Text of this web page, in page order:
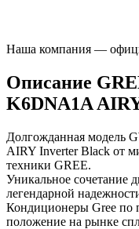
Наша компания —
Описание
K6DNA1A
Долгожданная модель
AIRY Inverter Black от
техники GREE.
Уникальное сочетание
легендарной
Кондиционеры Gree по
положение на рынке